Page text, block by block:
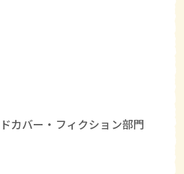
カバー・フィクション部門